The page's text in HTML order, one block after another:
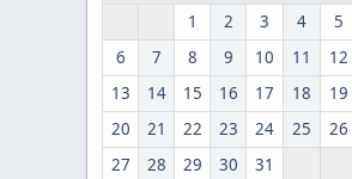
1 2 3 4
5
6
7 8 9 10 11
12
13
14 15 16 17 18
19
20
21 22 23 24 25
26
27
28 29 30 31